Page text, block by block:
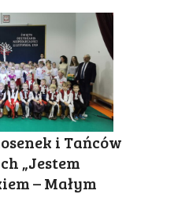
i Tańców
„Jestem
– Małym